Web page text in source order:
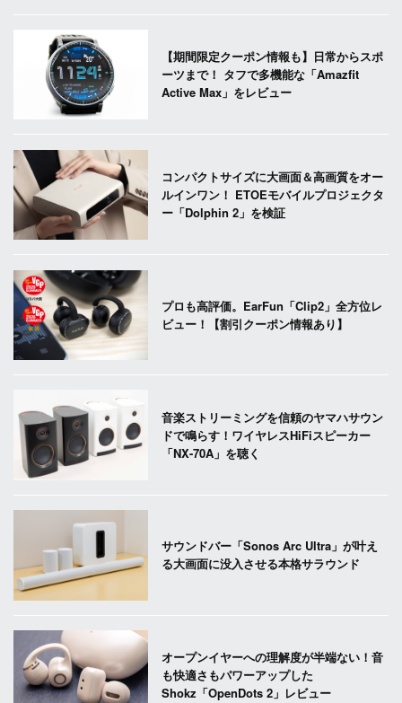
【期間限定クーポン情報も】日常からスポ
ーツまで！ タフで多機能な「Amazfit
Active Max」をレビュー
コンパクトサイズに大画面＆高画質をオー
ルインワン！ ETOEモバイルプロジェクタ
ー「Dolphin 2」を検証
プロも高評価。EarFun「Clip2」全方位レ
ビュー！【割引クーポン情報あり】
音楽ストリーミングを信頼のヤマハサウン
ドで鳴らす！ワイヤレスHiFiスピーカー
「NX-70A」を聴く
サウンドバー「Sonos Arc Ultra」が叶え
る大画面に没入させる本格サラウンド
オープンイヤーへの理解度が半端ない！音
も快適さもパワーアップした
Shokz「OpenDots 2」レビュー